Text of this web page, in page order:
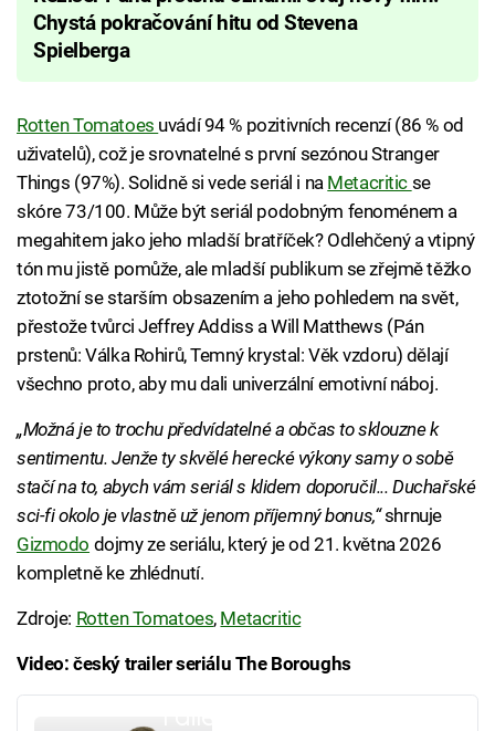
Chystá pokračování hitu od Stevena
Spielberga
Rotten Tomatoes uvádí 94 % pozitivních recenzí (86 % od
uživatelů), což je srovnatelné s první sezónou Stranger
Things (97%). Solidně si vede seriál i na Metacritic se
skóre 73/100. Může být seriál podobným fenoménem a
megahitem jako jeho mladší bratříček? Odlehčený a vtipný
tón mu jistě pomůže, ale mladší publikum se zřejmě těžko
ztotožní se starším obsazením a jeho pohledem na svět,
přestože tvůrci Jeffrey Addiss a Will Matthews (Pán
prstenů: Válka Rohirů, Temný krystal: Věk vzdoru) dělají
všechno proto, aby mu dali univerzální emotivní náboj.
„Možná je to trochu předvídatelné a občas to sklouzne k
sentimentu. Jenže ty skvělé herecké výkony samy o sobě
stačí na to, abych vám seriál s klidem doporučil... Duchařské
sci-fi okolo je vlastně už jenom příjemný bonus,“shrnuje
Gizmodo dojmy ze seriálu, který je od 21. května 2026
kompletně ke zhlédnutí.
Zdroje: Rotten Tomatoes, Metacritic
Video: český trailer seriálu The Boroughs